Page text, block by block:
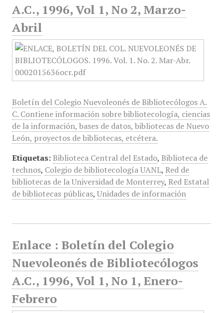
A.C., 1996, Vol 1, No 2, Marzo-
Abril
Boletín del Colegio Nuevoleonés de Bibliotecólogos A.
C. Contiene información sobre bibliotecología, ciencias
de la información, bases de datos, bibliotecas de Nuevo
León, proyectos de bibliotecas, etcétera.
Etiquetas: Biblioteca Central del Estado, Biblioteca de
technos, Colegio de bibliotecología UANL, Red de
bibliotecas de la Universidad de Monterrey, Red Estatal
de bibliotecas públicas, Unidades de información
Enlace : Boletín del Colegio
Nuevoleonés de Bibliotecólogos
A.C., 1996, Vol 1, No 1, Enero-
Febrero